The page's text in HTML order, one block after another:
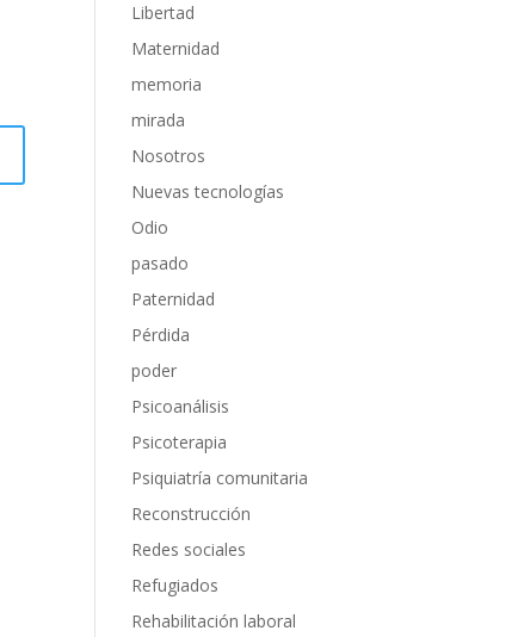
Libertad
Maternidad
memoria
mirada
Nosotros
Nuevas tecnologías
Odio
pasado
Paternidad
Pérdida
poder
Psicoanálisis
Psicoterapia
Psiquiatría comunitaria
Reconstrucción
Redes sociales
Refugiados
Rehabilitación laboral